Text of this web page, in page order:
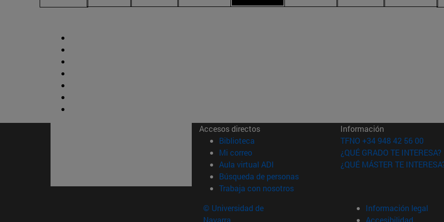
Accesos directos
Biblioteca (abre en nueva ventana)
Mi correo(abre en nueva ventana)
Aula virtual ADI (abre en nueva ventana)
Búsqueda de personas(abre en nueva ventana)
Trabaja con nosotros(abre en nueva ventana)
Información
TFNO +34 948 42 56 00
¿QUÉ GRADO TE INTERESA?
¿QUÉ MÁSTER TE
© Universidad de
Navarra
Información legal
Accesibilidad